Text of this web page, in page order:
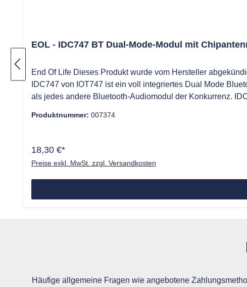
EOL - IDC747 BT Dual-Mode-Modul mit
End Of Life Dieses Produkt wurde vom Hersteller
IDC747 von IOT747 ist ein voll integriertes Dual Mode
als jedes andere Bluetooth-Audiomodul der Konkurrenz.
Produktnummer: 007374
18,30 €*
Preise exkl. MwSt. zzgl. Versandkosten
Häufige allgemeine Fragen wie angebotene